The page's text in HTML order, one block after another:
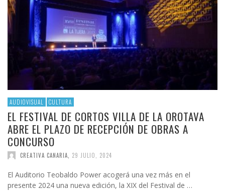
AUDIOVISUAL CULTURA
EL FESTIVAL DE CORTOS VILLA DE LA OROTAVA
ABRE EL PLAZO DE RECEPCIÓN DE OBRAS A
CONCURSO
CREATIVA CANARIA 29 JULIO, 2024
El Auditorio Teobaldo Power acogerá una vez más en el
presente 2024 una nueva edición, la XIX del Festival de …